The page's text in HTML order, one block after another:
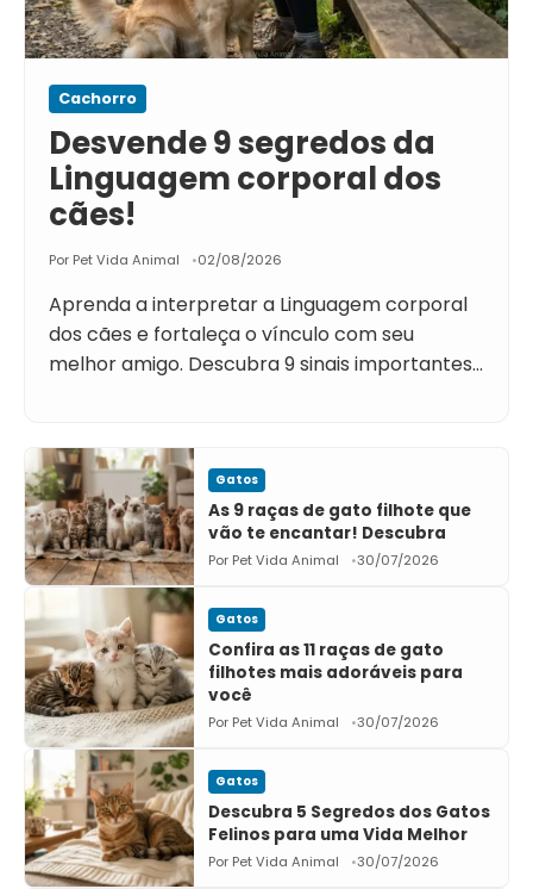
Cachorro
Desvende 9 segredos da
Linguagem corporal dos
cães!
Por Pet Vida Animal 02/08/2026
Aprenda a interpretar a Linguagem corporal
dos cães e fortaleça o vínculo com seu
melhor amigo. Descubra 9 sinais importantes…
Gatos
As 9 raças de gato filhote que
vão te encantar! Descubra
Por Pet Vida Animal 30/07/2026
Gatos
Confira as 11 raças de gato
filhotes mais adoráveis para
você
Por Pet Vida Animal 30/07/2026
Gatos
Descubra 5 Segredos dos Gatos
Felinos para uma Vida Melhor
Por Pet Vida Animal 30/07/2026